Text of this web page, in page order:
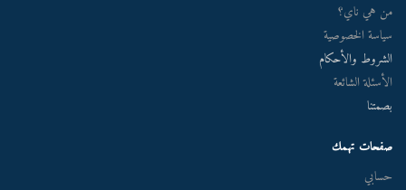
من هي ناي؟
سياسة الخصوصية
الشروط والأحكام
الأسئلة الشائعة
بصمتنا
صفحات تهمك
حسابي